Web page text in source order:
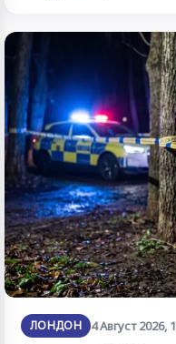
ЛОНДОН 4 Август 2026,